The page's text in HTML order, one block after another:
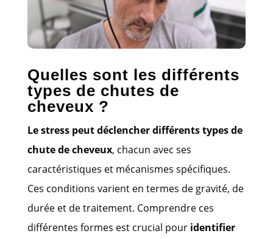
Quelles sont les différents
types de chutes de
cheveux ?
Le stress peut déclencher différents types de
chute de cheveux, chacun avec ses
caractéristiques et mécanismes spécifiques.
Ces conditions varient en termes de gravité, de
durée et de traitement. Comprendre ces
différentes formes est crucial pour identifier